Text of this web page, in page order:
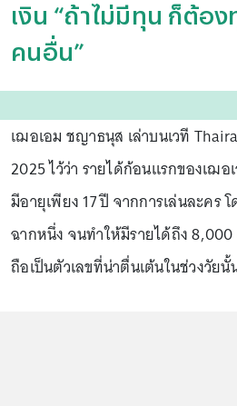
เงิน “ถ้าไม่มีทุน ก็ต้อ
คนอื่น”
เฌอเอม ชญาธนุส เล่าบนเวที
2025 ไว้ว่า รายได้ก้อนแรกของเฌอ
มีอายุเพียง 17 ปี จากการเล่นละคร
ฉากหนึ่ง จนทำให้มีรายได้ถึง 8,000
ถือเป็นตัวเลขที่น่าตื่นเต้นในช่วงวัยนั้